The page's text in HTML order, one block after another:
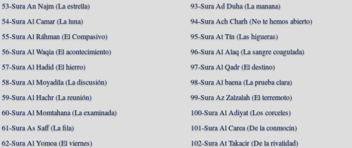
53-Sura An Najm (La estrella)
54-Sura Al Camar (La luna)
55-Sura Al Ráhman (El Compasivo)
56-Sura Al Waqia (El acontecimiento)
57-Sura Al Hadid (El hierro)
58-Sura Al Moyadíla (La discusión)
59-Sura Al Hachr (La reunión)
60-Sura Al Momtahana (La examinada)
61-Sura As Saff (La fila)
62-Sura Al Yomoa (El viernes)
93-Sura Ad Duha (La manana)
94-Sura Ach Charh (No te hemos abierto)
95-Sura At Tín (Las higueras)
96-Sura Al Alaq (La sangre coagulada)
97-Sura Al Qadr (El destino)
98-Sura Al baena (La prueba clara)
99-Sura Az Zalzalah (El terremoto)
100-Sura Al Adiyat (Los corceles)
101-Sura Al Carea (De la conmocin)
102-Sura At Takacir (De la rivalidad)